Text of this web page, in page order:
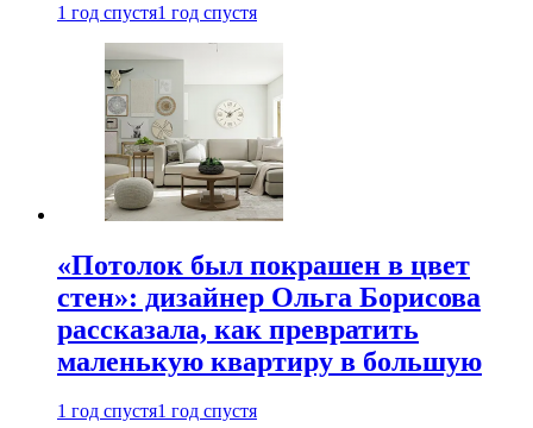
1 год спустя1 год спустя
«Потолок был покрашен в цвет
стен»: дизайнер Ольга Борисова
рассказала, как превратить
маленькую квартиру в большую
1 год спустя1 год спустя